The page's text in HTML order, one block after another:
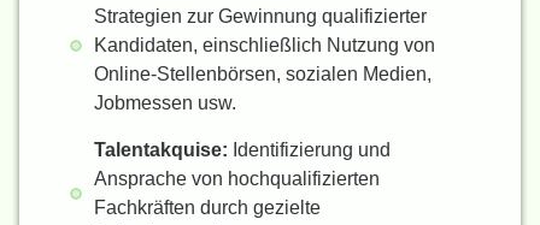
Strategien zur Gewinnung qualifizierter
Kandidaten, einschließlich Nutzung von
Online-Stellenbörsen, sozialen Medien,
Jobmessen usw.
Talentakquise: Identifizierung und
Ansprache von hochqualifizierten
Fachkräften durch gezielte